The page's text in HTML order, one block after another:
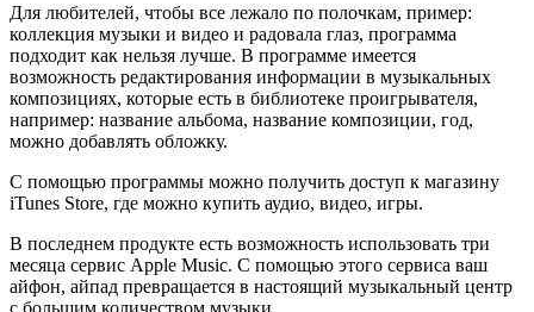
Для любителей, чтобы все лежало по полочкам, пример:
коллекция музыки и видео и радовала глаз, программа
подходит как нельзя лучше. В программе имеется
возможность редактирования информации в музыкальных
композициях, которые есть в библиотеке проигрывателя,
например: название альбома, название композиции, год,
можно добавлять обложку.
С помощью программы можно получить доступ к магазину
iTunes Store, где можно купить аудио, видео, игры.
В последнем продукте есть возможность использовать три
месяца сервис Apple Music. С помощью этого сервиса ваш
айфон, айпад превращается в настоящий музыкальный центр
с большим количеством музыки.